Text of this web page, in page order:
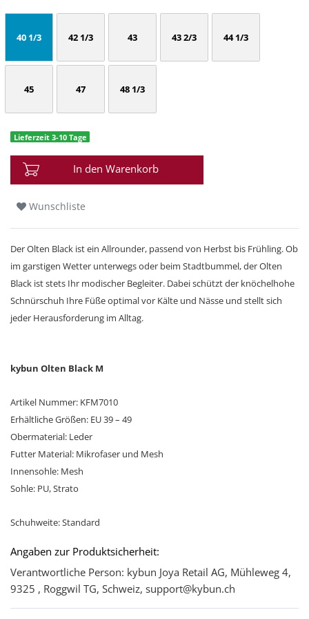
40 1/3 42 1/3 43 43 2/3 44 1/3
45 47 48 1/3
Lieferzeit 3-10 Tage
In den Warenkorb
Wunschliste
Der Olten Black ist ein Allrounder, passend von Herbst bis Frühling. Ob
im garstigen Wetter unterwegs oder beim Stadtbummel, der Olten
Black ist stets Ihr modischer Begleiter. Dabei schützt der knöchelhohe
Schnürschuh Ihre Füße optimal vor Kälte und Nässe und stellt sich
jeder Herausforderung im Alltag.
kybun Olten Black M
Artikel Nummer: KFM7010
Erhältliche Größen: EU 39 – 49
Obermaterial: Leder
Futter Material: Mikrofaser und Mesh
Innensohle: Mesh
Sohle: PU, Strato
Schuhweite: Standard
Angaben zur Produktsicherheit:
Verantwortliche Person: kybun Joya Retail AG, Mühleweg 4,
9325 , Roggwil TG, Schweiz, support@kybun.ch